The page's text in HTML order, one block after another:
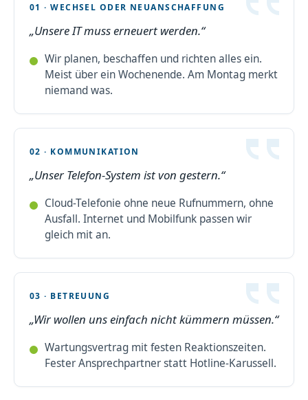
01 · WECHSEL ODER NEUANSCHAFFUNG
Unsere IT muss erneuert werden.
Wir planen, beschaffen und richten alles ein.
Meist über ein Wochenende. Am Montag merkt
niemand was.
02 · KOMMUNIKATION
Unser Telefon-System ist von gestern.
Cloud-Telefonie ohne neue Rufnummern, ohne
Ausfall. Internet und Mobilfunk passen wir
gleich mit an.
03 · BETREUUNG
Wir wollen uns einfach nicht kümmern müssen.
Wartungsvertrag mit festen Reaktionszeiten.
Fester Ansprechpartner statt Hotline-Karussell.